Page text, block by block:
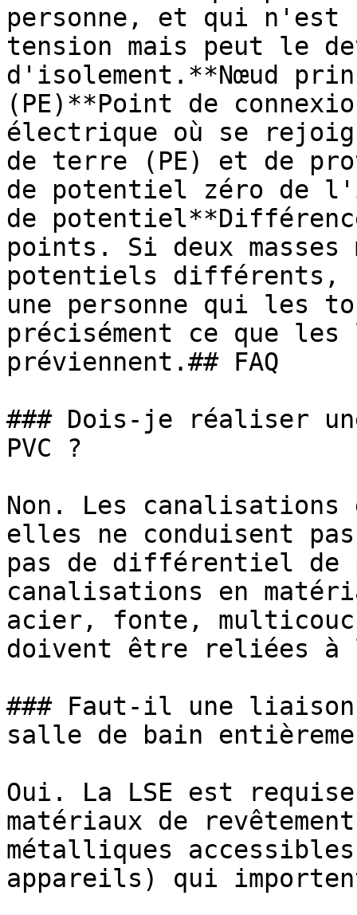
personne, et qui n'est
tension mais peut le
d'isolement.**Nœud
(PE)**Point de
électrique où se
de terre (PE) et de
de potentiel zéro de
de
points. Si deux
potentiels différents,
une personne qui les
précisément ce que
préviennent.## FAQ
### Dois-je réaliser
PVC ?
Non. Les canalisations
elles ne conduisent
pas de différentiel de
canalisations en
acier, fonte,
doivent être reliées à
### Faut-il une
salle de bain
Oui. La LSE est requise
matériaux de
métalliques
appareils) qui